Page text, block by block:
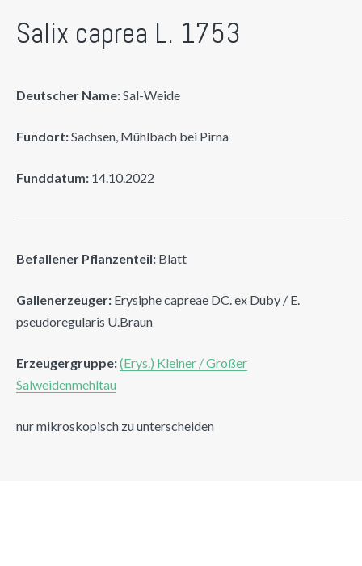
Salix caprea L. 1753
Deutscher Name:Sal-Weide
Fundort:Sachsen, Mühlbach bei Pirna
Funddatum: 14.10.2022
Befallener Pflanzenteil: Blatt
Gallenerzeuger: Erysiphe capreae DC. ex Duby / E.
pseudoregularis U.Braun
Erzeugergruppe:(Erys.) Kleiner / Großer
Salweidenmehltau
nur mikroskopisch zu unterscheiden